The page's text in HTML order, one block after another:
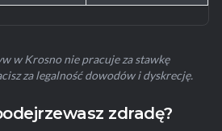
w Krosno nie pracuje za stawkę
za legalność dowodów i dyskrecję.
zdradę?